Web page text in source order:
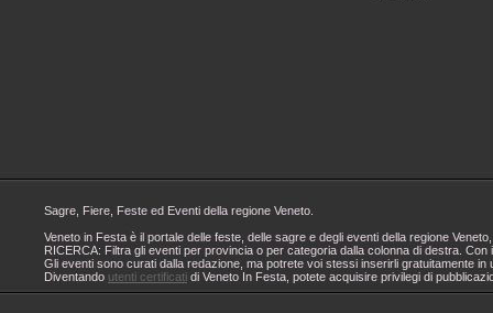
Sagre, Fiere, Feste ed Eventi della regione Veneto.
Veneto in Festa è il portale delle feste, delle sagre e degli eventi della regione
RICERCA: Filtra gli eventi per provincia o per categoria dalla colonna di destra.
Gli eventi sono curati dalla redazione, ma potrete voi stessi inserirli gratuitamente
Diventando utenti certificati di Veneto In Festa, potete acquisire privilegi di